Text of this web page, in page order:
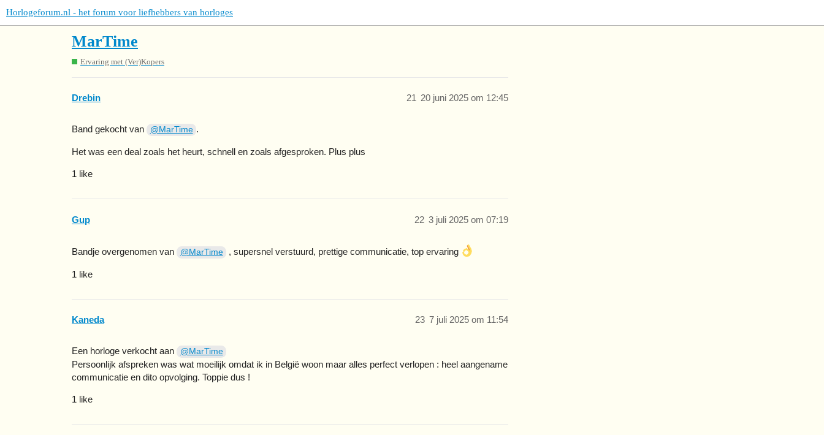
Horlogeforum.nl - het forum voor liefhebbers van horloges
MarTime
Ervaring met (Ver)Kopers
Drebin 20 juni 2025 om 12:45
21
Band gekocht van @MarTime .
Het was een deal zoals het heurt, schnell en zoals afgesproken. Plus plus
1 like
Gup 3 juli 2025 om 07:19
22
Bandje overgenomen van @MarTime , supersnel verstuurd, prettige communicatie, top ervaring
1 like
Kaneda 7 juli 2025 om 11:54
23
Een horloge verkocht aan @MarTime
Persoonlijk afspreken was wat moeilijk omdat ik in België woon maar alles perfect verlopen : heel aangename
communicatie en dito opvolging. Toppie dus !
1 like